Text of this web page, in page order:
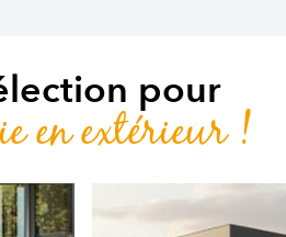
pour
en extérieur !